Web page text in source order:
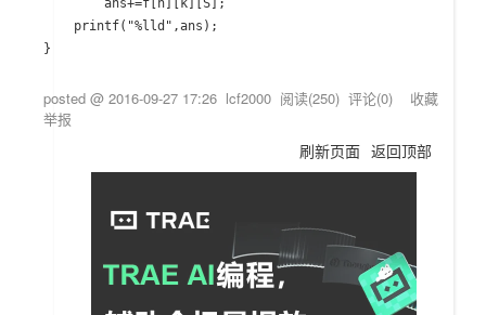
        ans+=f[n][k][S];
    printf("%lld",ans);
}
posted @ 2016-09-27 17:26 lcf2000 阅读(250) 评论(0) 收藏
举报
刷新页面 返回顶部